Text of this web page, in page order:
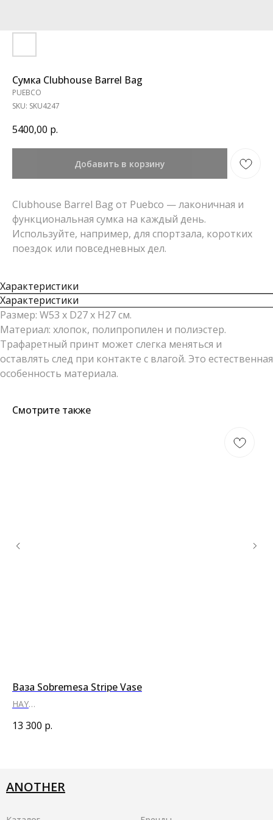
Сумка Clubhouse Barrel Bag
PUEBCO
SKU: SKU4247
5400,00 р.
Добавить в корзину
Clubhouse Barrel Bag от Puebco — лаконичная и
функциональная сумка на каждый день.
Используйте, например, для спортзала, коротких
поездок или повседневных дел.
Характеристики
Характеристики
Размер: W53 x D27 x H27 см.
Материал: хлопок, полипропилен и полиэстер.
Трафаретный принт может слегка меняться и
оставлять след при контакте с влагой. Это естественная
особенность материала.
Смотрите также
Ваза Sobremesa Stripe Vase
HAY
13 300 р.
ANOTHER